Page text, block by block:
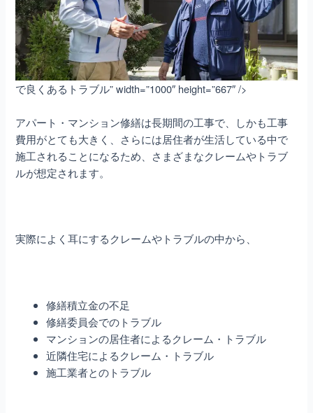
で良くあるトラブル” width=”1000″ height=”667″ />
アパート・マンション修繕は長期間の工事で、しかも工事
費用がとても大きく、さらには居住者が生活している中で
施工されることになるため、さまざまなクレームやトラブ
ルが想定されます。
実際によく耳にするクレームやトラブルの中から、
修繕積立金の不足
修繕委員会でのトラブル
マンションの居住者によるクレーム・トラブル
近隣住宅によるクレーム・トラブル
施工業者とのトラブル